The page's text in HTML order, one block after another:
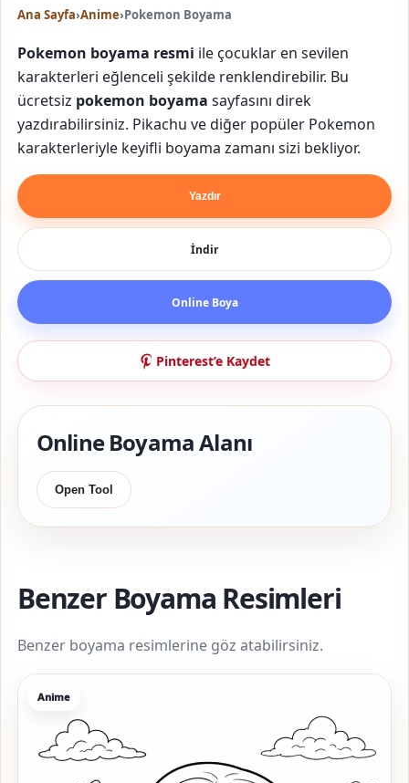
Ana Sayfa›Anime›Pokemon Boyama
Pokemon boyama resmi ile çocuklar en sevilen
karakterleri eğlenceli şekilde renklendirebilir. Bu
ücretsiz pokemon boyama sayfasını direk
yazdırabilirsiniz. Pikachu ve diğer popüler Pokemon
karakterleriyle keyifli boyama zamanı sizi bekliyor.
Yazdır
İndir
Online Boya
Pinterest’e Kaydet
Online Boyama Alanı
Open Tool
Benzer Boyama Resimleri
Benzer boyama resimlerine göz atabilirsiniz.
Anime